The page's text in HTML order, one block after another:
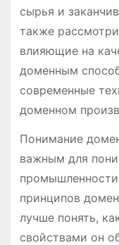
сырья и
также
влияющие на
доменным
современные
доменном
Понимание
важным для
принципов
лучше понять,
свойствами он